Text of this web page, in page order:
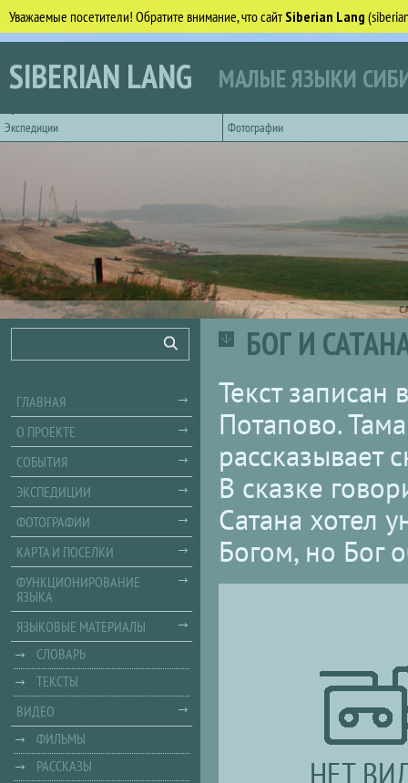
Уважаемые посетители! Обратите внимание, что сайтSiberian Lang
Перейти к основному содержанию
SIBERIAN LANG МАЛЫЕ ЯЗЫКИ
Экспедиции
Фотографии
БОГ И
Текст записан
Потапово.
рассказывает
В сказке
Сатана хотел
Богом, но Бог
Поиск
ГЛАВНАЯ
О ПРОЕКТЕ
СОБЫТИЯ
ЭКСПЕДИЦИИ
ФОТОГРАФИИ
КАРТА И ПОСЕЛКИ
ФУНКЦИОНИРОВАНИЕ
ЯЗЫКА
ЯЗЫКОВЫЕ МАТЕРИАЛЫ
СЛОВАРЬ
ТЕКСТЫ
ВИДЕО
ФИЛЬМЫ
РАССКАЗЫ